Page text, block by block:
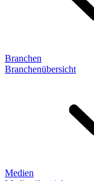
Branchen
Branchenübersicht
Medien